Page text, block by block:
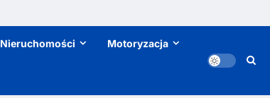
Nieruchomości Motoryzacja